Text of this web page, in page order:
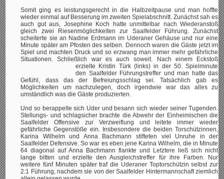
Somit ging es leistungsgerecht in die Halbzeitpause und man hoffte
wieder einmal auf Besserung im zweiten Spielabschnitt. Zunächst sah es
auch gut aus, Josephine Koch hatte unmittelbar nach Wiederanstoß
gleich zwei Riesenmöglichkeiten zur Saalfelder Führung. Zunächst
scheiterte sie an Nadine Erdmann im Uderaner Gehäuse und nur eine
Minute später am Pfosten des selben. Dennoch waren die Gäste jetzt im
Spiel und machten Druck und so erzwang man immer mehr gefährliche
Situationen. Schließlich war es auch soweit. Nach einem Eckstoß
erzielte Kristin Türk (links) in der 50. Spielminute
den Saalfelder Führungstreffer und man hatte das
Gefühl, dass das der Befreiungsschlag sei. Tatsächlich gab es
Möglichkeiten um nachzulegen, doch irgendwie war das alles zu
umständlich was die Gäste produzierten.
Und so berappelte sich Uder und besann sich wieder seiner Tugenden.
Stellungs- und schlagsicher brachte die Abwehr der Einheimischen die
Saalfelder Offensive zur Verzweiflung und leitete immer wieder
gefährliche Gegenstöße ein. Insbesondere die beiden Torschützinnen,
Karina Wilhelm und Anna Bachmann stifteten viel Unruhe in der
Saalfelder Defensive. So war es eben jene Karina Wilhelm, die in Minute
64 diagonal auf Anna Bachmann flankte und Letztere ließ sich nicht
lange bitten und erzielte den Ausgleichstreffer für ihre Farben. Nur
weitere fünf Minuten später traf die Uderaner Toptorschützin selbst zur
2:1 Führung, nachdem sie von der Saalfelder Hintermannschaft ziemlich